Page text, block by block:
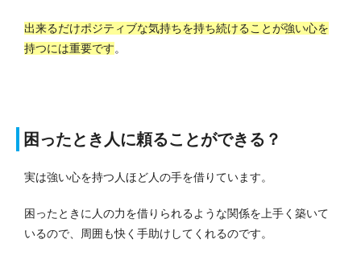
出来るだけポジティブな気持ちを持ち続けることが強い心を
持つには重要です。
困ったとき人に頼ることができる？
実は強い心を持つ人ほど人の手を借りています。
困ったときに人の力を借りられるような関係を上手く築いて
いるので、周囲も快く手助けしてくれるのです。